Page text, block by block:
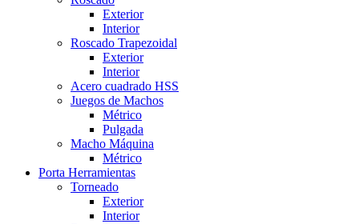
Exterior
Interior
Roscado Trapezoidal
Exterior
Interior
Acero cuadrado HSS
Juegos de Machos
Métrico
Pulgada
Macho Máquina
Métrico
Porta Herramientas
Torneado
Exterior
Interior